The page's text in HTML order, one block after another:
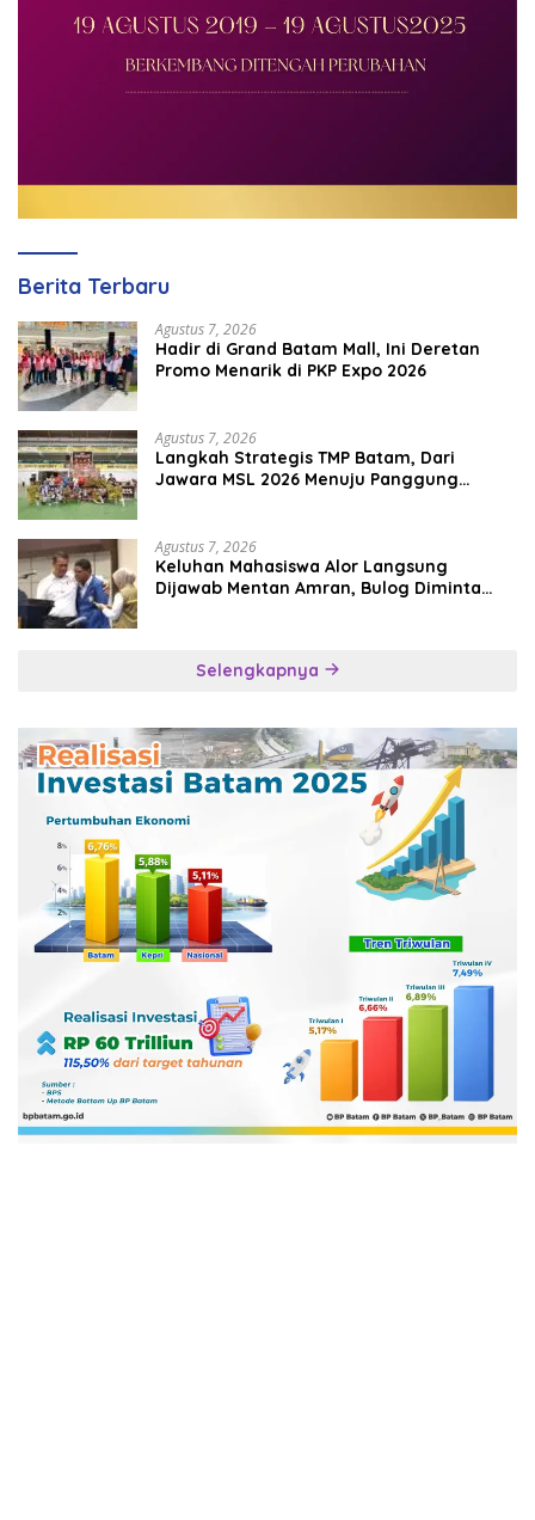
Berita Terbaru
Agustus 7, 2026
Hadir di Grand Batam Mall, Ini Deretan
Promo Menarik di PKP Expo 2026
Agustus 7, 2026
Langkah Strategis TMP Batam, Dari
Jawara MSL 2026 Menuju Panggung
Agustus 7, 2026
Keluhan Mahasiswa Alor Langsung
Dijawab Mentan Amran, Bulog Diminta
Selengkapnya